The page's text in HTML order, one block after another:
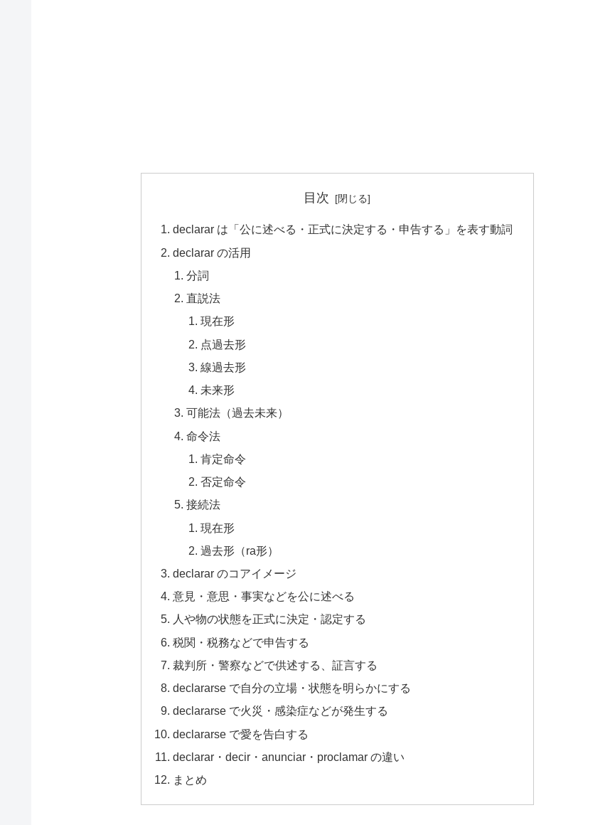
目次
declarar は「公に述べる・正式に決定する・申告する」を表す動詞
declarar の活用
分詞
直説法
現在形
点過去形
線過去形
未来形
可能法（過去未来）
命令法
肯定命令
否定命令
接続法
現在形
過去形（ra形）
declarar のコアイメージ
意見・意思・事実などを公に述べる
人や物の状態を正式に決定・認定する
税関・税務などで申告する
裁判所・警察などで供述する、証言する
declararse で自分の立場・状態を明らかにする
declararse で火災・感染症などが発生する
declararse で愛を告白する
declarar・decir・anunciar・proclamar の違い
まとめ